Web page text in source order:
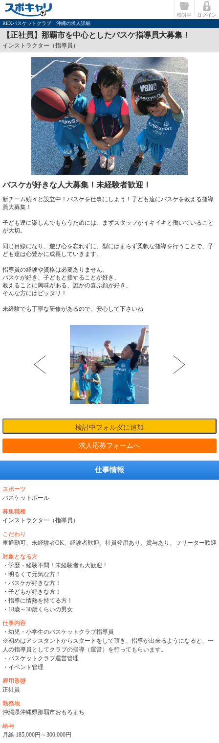
検討中
ログイン
REXバスケットクラブ 沖縄の求人詳細
【正社員】那覇市を中心としたバスケ指導員大募集！
インストラクター（指導員）
バスケが好きな人大募集！未経験者歓迎！
新チーム続々と設立中！バスケを仕事にしよう！子ども達にバスケを教える指導
員大募集！
子ども達に楽しんでもらうためには、まずスタッフがイキイキと働いていること
が大切。
同じ目線になり、遊び心を忘れずに、型にはまらず柔軟な指導を行うことで、子
ども達は心豊かに成長していきます。
指導員の経験や資格は必要ありません。
バスケが好き、子どもと接することが好き、
教えることに興味がある、誰かの喜ぶ顔が好き、
そんな方にはピッタリ！
未経験でも丁寧な研修があるので、安心して下さいね
求人応募フォームへ
仕事情報
スポーツ
バスケットボール
募集職種
インストラクター（指導員）
こだわり
車通勤可、未経験者OK、経験者歓迎、社員登用あり、賞与あり、フリーター歓迎
対象となる方
・学歴・経験不問！未経験者も大歓迎！
・明るくて元気な方！
・バスケが好きな方！
・子どもが好きな方！
・指導に情熱を持てる方！
・18歳～30歳くらいの男女
仕事内容
・幼児・小学生のバスケットクラブ指導員
※初めはアシスタントからスタートをして頂き、指導が出来るようになると、一
人の指導員としてクラブの指導（運営）を行ってもらいます。
・バスケットクラブ運営管理
・イベント管理
雇用形態
正社員
勤務地
沖縄県沖縄県那覇市おもろまち
給与
月給 185,000円～300,000円